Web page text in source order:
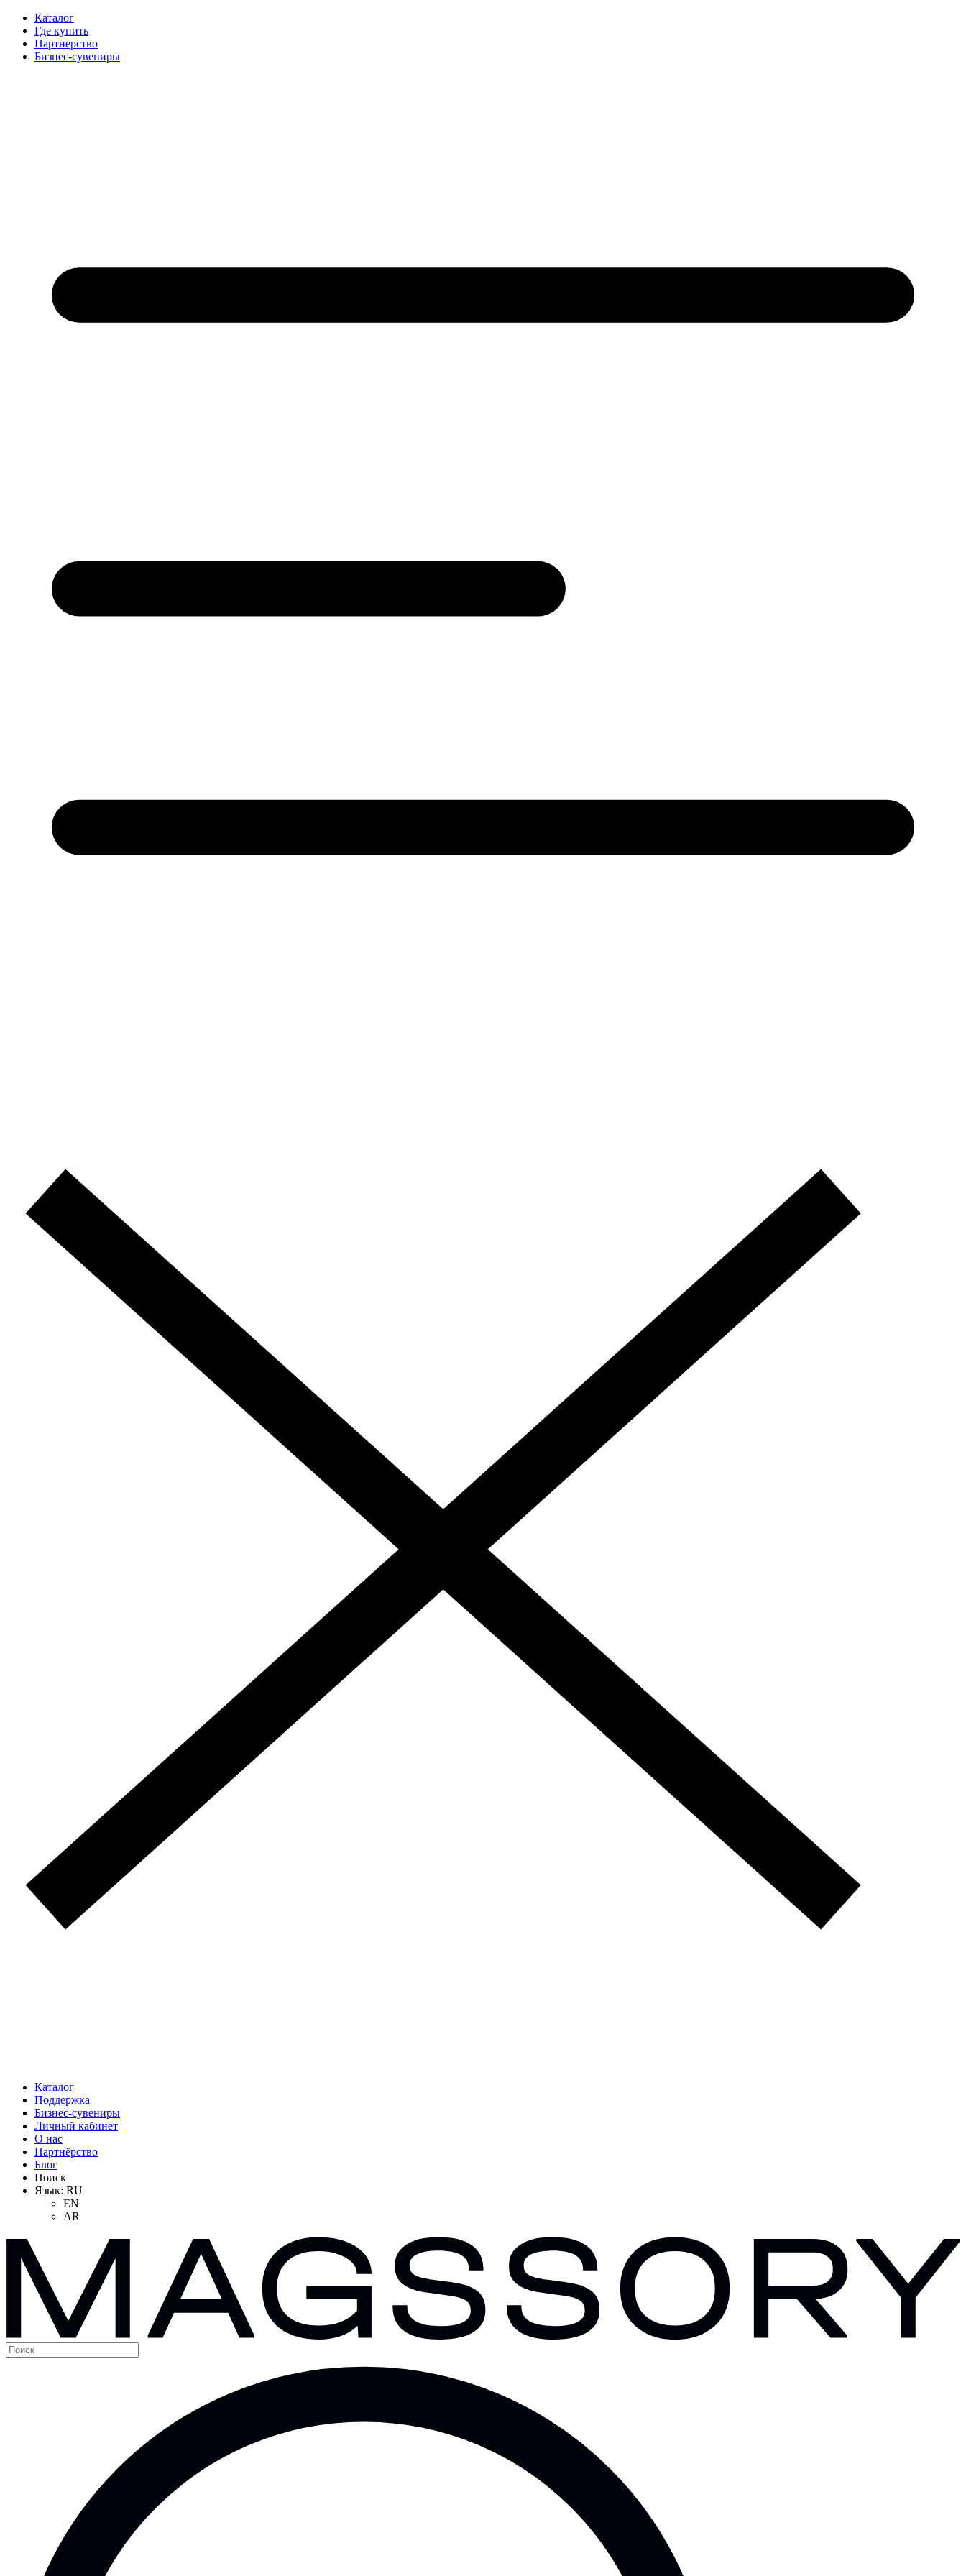
Каталог
Где купить
Партнерство
Бизнес-сувениры
Каталог
Поддержка
Бизнес-сувениры
Личный кабинет
О нас
Партнёрство
Блог
Поиск
Язык: RU
EN
AR